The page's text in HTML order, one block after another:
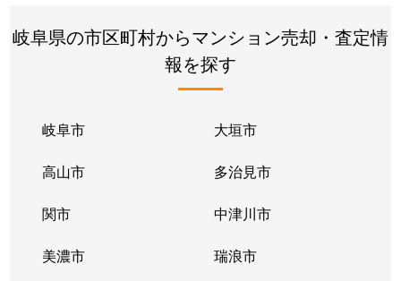
岐阜県の市区町村からマンション売却・査定情
報を探す
岐阜市 大垣市
高山市 多治見市
関市 中津川市
美濃市 瑞浪市